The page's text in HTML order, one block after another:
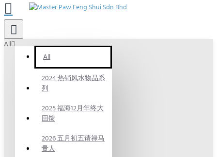
All
All
2024 热销风水物品系
列
2025 福海12月年终大
回馈
2026 五月初五请禄马
贵人